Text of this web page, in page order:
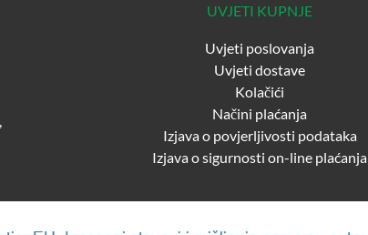
UVJETI KUPNJE
Uvjeti poslovanja
Uvjeti dostave
Kolačići
Načini plaćanja
Izjava o povjerljivosti podataka
Izjava o sigurnosti on-line plaćanja